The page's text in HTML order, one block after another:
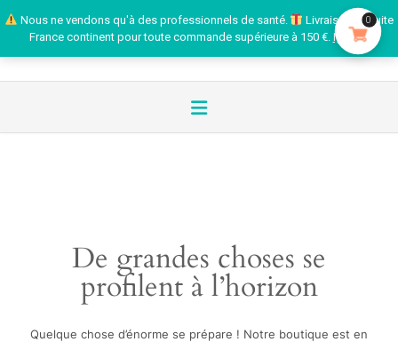
Nous ne vendons qu'à des professionnels de santé.
Livraison gratuite
France continent pour toute commande supérieure à 150 €. Ignorer
De grandes choses se
profilent à l’horizon
Quelque chose d’énorme se prépare ! Notre boutique est en
0